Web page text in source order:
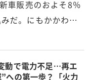
車販売のおよそ8％
だ。にもかかわ…
動で電力不足…再エ
への第一歩？「火力